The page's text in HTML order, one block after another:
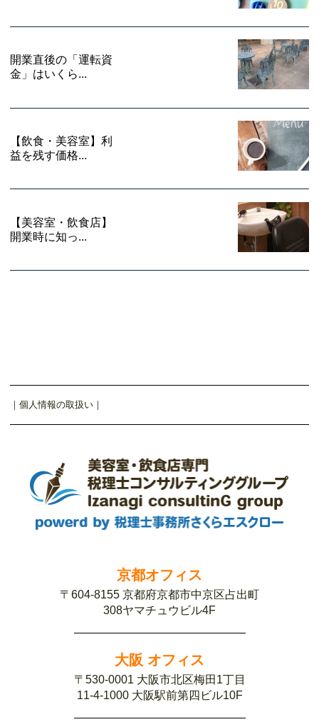
開業直後の「運転資
金」はいくら...
【飲食・美容室】利
益を残す価格...
【美容室・飲食店】
開業時に知っ...
｜ 個人情報の取扱い ｜
京都オフィス
〒604-8155 京都府京都市中京区占出町
308ヤマチュウビル4F
大阪 オフィス
〒530-0001 大阪市北区梅田1丁目
11-4-1000 大阪駅前第四ビル10F